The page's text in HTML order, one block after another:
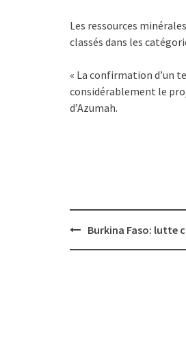
Les ressources
classés dans les
« La confirmation d’un
considérablement le
d’Azumah.
PostBurkina Faso: lutte